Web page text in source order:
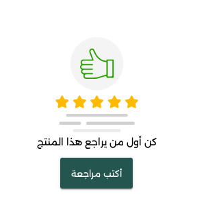
كن أول من يراجع هذا المنتج
أكتب مراجعة